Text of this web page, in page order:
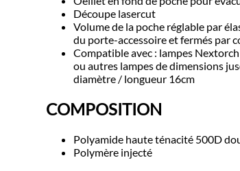
Découpe lasercut
Volume de la poche réglable par
du porte-accessoire et fermés par
Compatible avec : lampes
ou autres lampes de dimensions
diamètre / longueur 16cm
COMPOSITION
Polyamide haute ténacité 500D
Polymère injecté